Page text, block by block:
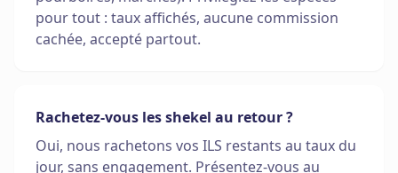
pour tout : taux affichés, aucune commission
cachée, accepté partout.
Rachetez-vous les shekel au retour ?
Oui, nous rachetons vos ILS restants au taux du
jour, sans engagement. Présentez-vous au